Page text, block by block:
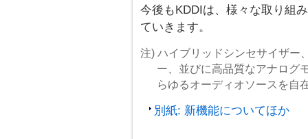
今後もKDDIは、様々な取り組
ていきます。
注) ハイブリッドシンセサイザー
ー、並びに高品質なアナログ
らゆるオーディオソースを自
別紙: 新機能についてほか